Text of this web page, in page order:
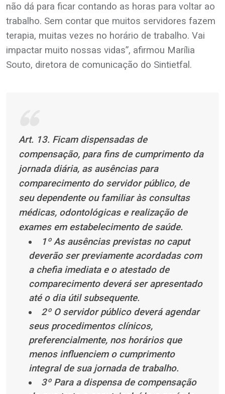
não dá para ficar contando as horas para voltar ao
trabalho. Sem contar que muitos servidores fazem
terapia, muitas vezes no horário de trabalho. Vai
impactar muito nossas vidas”, afirmou Marília
Souto, diretora de comunicação do Sintietfal.
Art. 13. Ficam dispensadas de
compensação, para fins de cumprimento da
jornada diária, as ausências para
comparecimento do servidor público, de
seu dependente ou familiar às consultas
médicas, odontológicas e realização de
exames em estabelecimento de saúde.
1º As ausências previstas no caput
deverão ser previamente acordadas com
a chefia imediata e o atestado de
comparecimento deverá ser apresentado
até o dia útil subsequente.
2º O servidor público deverá agendar
seus procedimentos clínicos,
preferencialmente, nos horários que
menos influenciem o cumprimento
integral de sua jornada de trabalho.
3º Para a dispensa de compensação